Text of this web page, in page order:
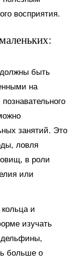
восприятия.
должны быть
на
занятий. Это
ловля
в роли
или
и
изучать
больше о